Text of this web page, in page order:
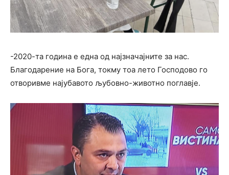
-2020-та година е една од најзначајните за нас.
Благодарение на Бога, токму тоа лето Господово го
отворивме најубавото љубовно-животно поглавје.